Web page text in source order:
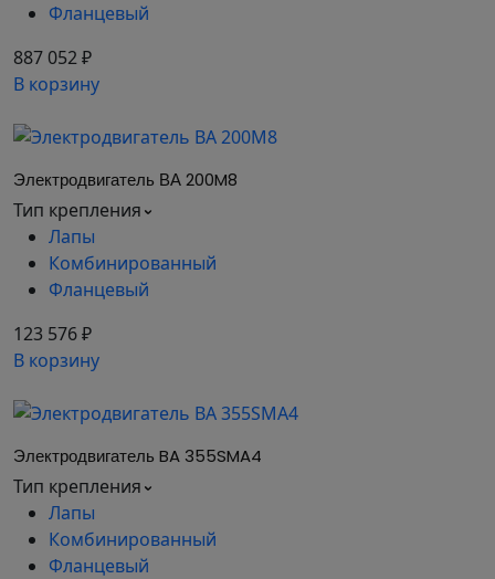
Фланцевый
887 052 ₽
В корзину
Электродвигатель ВА 200M8
Тип крепления
Лапы
Комбинированный
Фланцевый
123 576 ₽
В корзину
Электродвигатель BA 355SMA4
Тип крепления
Лапы
Комбинированный
Фланцевый